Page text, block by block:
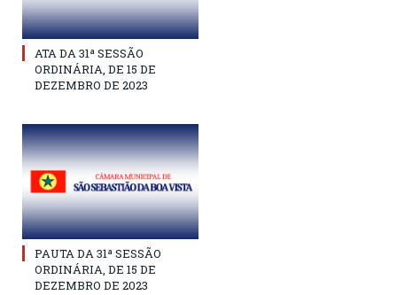
ATA DA 31ª SESSÃO
ORDINÁRIA, DE 15 DE
DEZEMBRO DE 2023
PAUTA DA 31ª SESSÃO
ORDINÁRIA, DE 15 DE
DEZEMBRO DE 2023